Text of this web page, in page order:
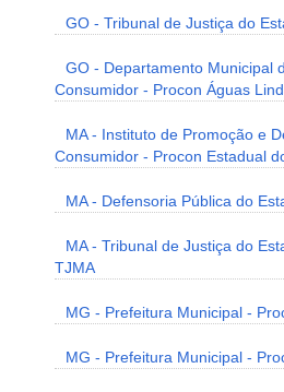
GO - Tribunal de Justiça do
GO - Departamento Municipal
Consumidor - Procon Águas
MA - Instituto de Promoção e
Consumidor - Procon Estadual
MA - Defensoria Pública do
MA - Tribunal de Justiça do
TJMA
MG - Prefeitura Municipal -
MG - Prefeitura Municipal -